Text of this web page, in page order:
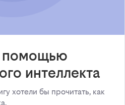
помощью
интеллекта
хотели бы прочитать, как